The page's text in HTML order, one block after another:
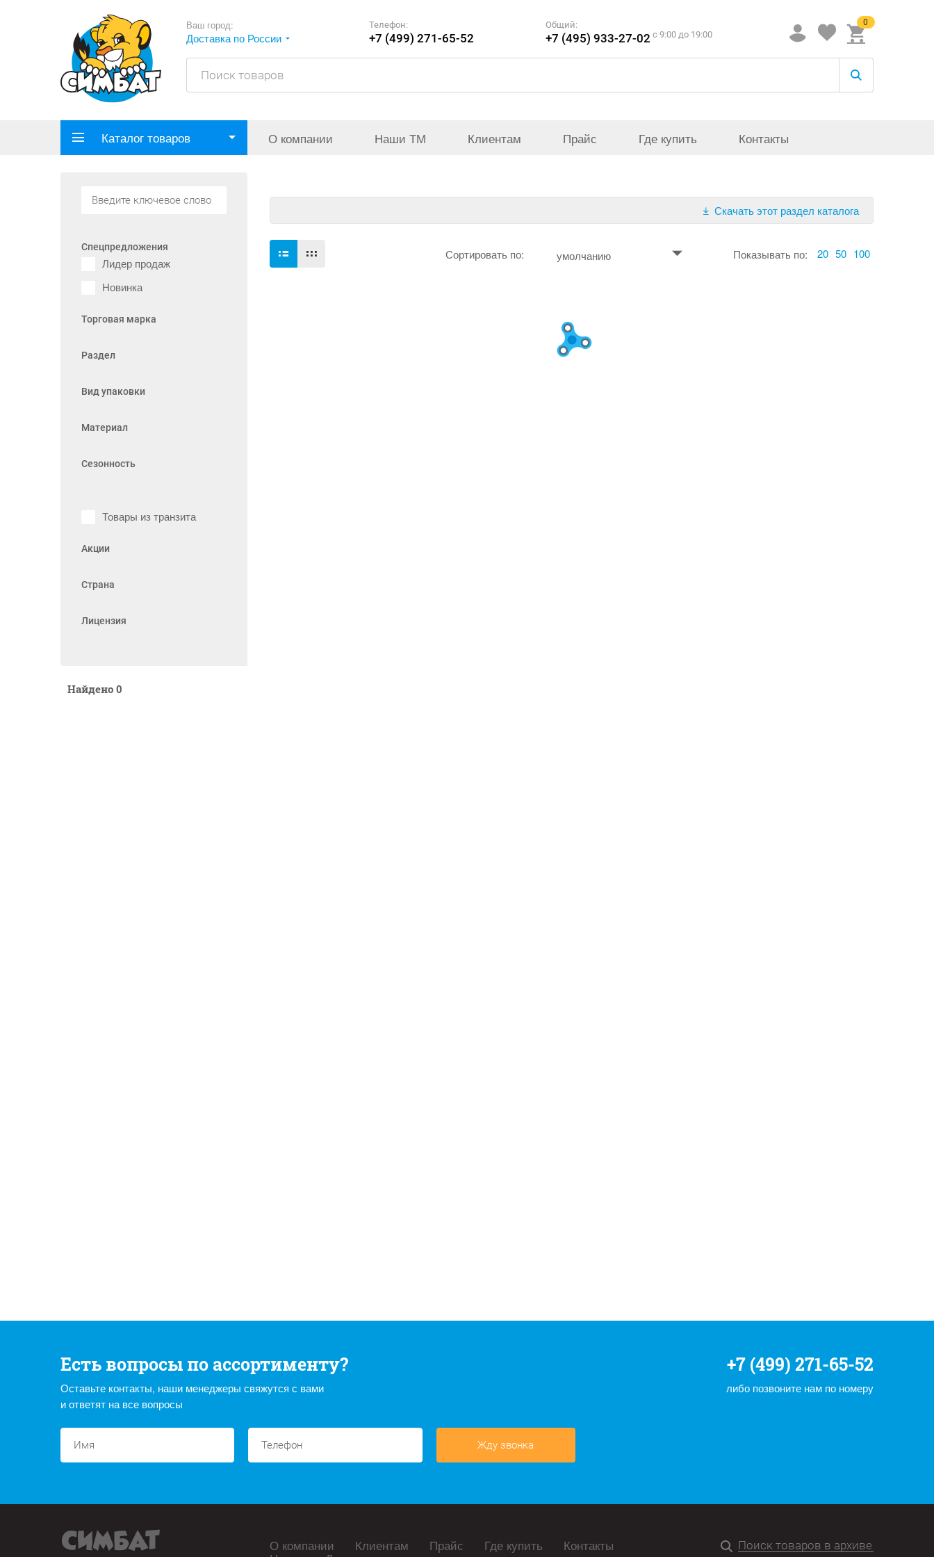
Ваш город:
Доставка по России
Телефон:
+7 (499) 271-65-52
Общий:
+7 (495) 933-27-02 c 9:00 до 19:00
0
Каталог товаров О компании Наши ТМ Клиентам Прайс Где купить Контакты
Спецпредложения
Лидер продаж
Новинка
Торговая марка
Раздел
Вид упаковки
Материал
Сезонность
Товары из транзита
Акции
Страна
Лицензия
Найдено 0
Скачать этот раздел каталога
Сортировать по: умолчанию Показывать по: 20 50 100
Есть вопросы по ассортименту?
Оставьте контакты, наши менеджеры свяжутся с вами
и ответят на все вопросы
+7 (499) 271-65-52
либо позвоните нам по номеру
Жду звонка
О компании Клиентам Прайс Где купить Контакты